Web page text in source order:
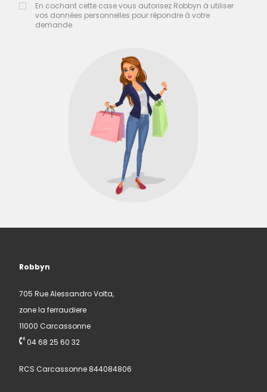
En cochant cette case vous autorisez Robbyn à utiliser
vos données personnelles pour répondre à votre
demande.
Robbyn
705 Rue Alessandro Volta,
zone la ferraudiere
11000 Carcassonne
04 68 25 60 32
RCS Carcassonne 844084806